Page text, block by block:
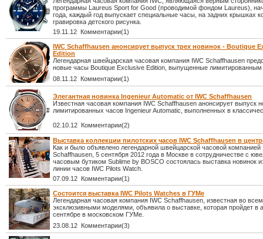
программы Laureus Sport for Good (проводимой фондом Laureus),
года, каждый год выпускает специальные часы, на задних крышках
гравировка детского рисунка.
19.11.12 Комментарии(1)
IWC Schaffhausen анонсирует выпуск трех новинок - Boutique
Edition
Легендарная швейцарская часовая компания IWC Schaffhausen
новые часы Boutique Exclusive Edition, выпущенные
08.11.12 Комментарии(1)
Элегантная новинка Ingenieur Automatic от IWC Schaffhausen
Известная часовая компания IWC Schaffhausen анонсирует выпуск
лимитированных часов Ingenieur Automatic, выполненных в
02.10.12 Комментарии(2)
Выставка коллекции пилотских часов IWC Schaffhausen в
Как и было объявлено легендарной швейцарской часовой компанией
Schaffhausen, 5 сентября 2012 года в Москве в сотрудничестве с
часовым бутиком Sublime by BOSCO состоялась выставка новинок
линии часов IWC Pilots Watch.
07.09.12 Комментарии(1)
Состоится выставка IWC Pilots Watches в ГУМе
Легендарная часовая компания IWC Schaffhausen, известная во
эксклюзивными моделями, объявила о выставке, которая пройдет в
сентябре в московском ГУМе.
23.08.12 Комментарии(3)